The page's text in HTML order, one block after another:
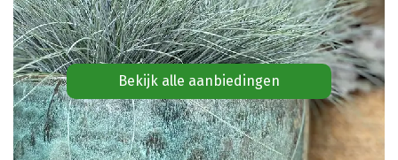
Bekijk alle aanbiedingen